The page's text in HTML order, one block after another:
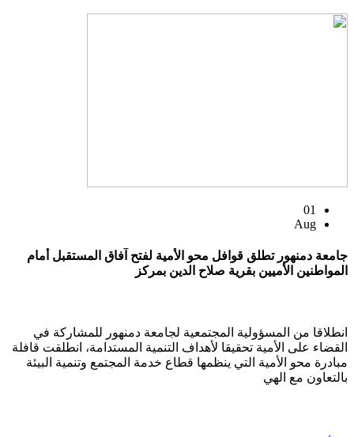
01
Aug
جامعة دمنهور تطلق قوافل محو الأمية لفتح آفاق المستقبل أمام
المواطنين الأميين بقرية صلاح الدين بمركز
انطلاقا من المسؤولية المجتمعية لجامعة دمنهور للمشاركة في
القضاء على الأمية تحقيقا لأهداف التنمية المستدامة، انطلقت قافلة
مبادرة محو الأمية التي ينظمها قطاع خدمة المجتمع وتنمية البيئة
بالتعاون مع الهي